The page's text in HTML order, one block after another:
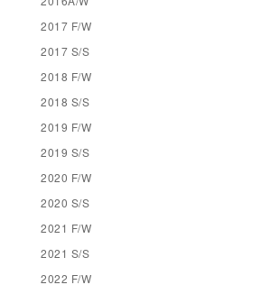
2017 F/W
2017 S/S
2018 F/W
2018 S/S
2019 F/W
2019 S/S
2020 F/W
2020 S/S
2021 F/W
2021 S/S
2022 F/W